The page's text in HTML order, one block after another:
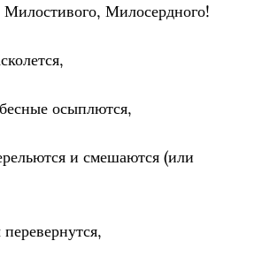
Милосердного!
осыплются,
и смешаются (или